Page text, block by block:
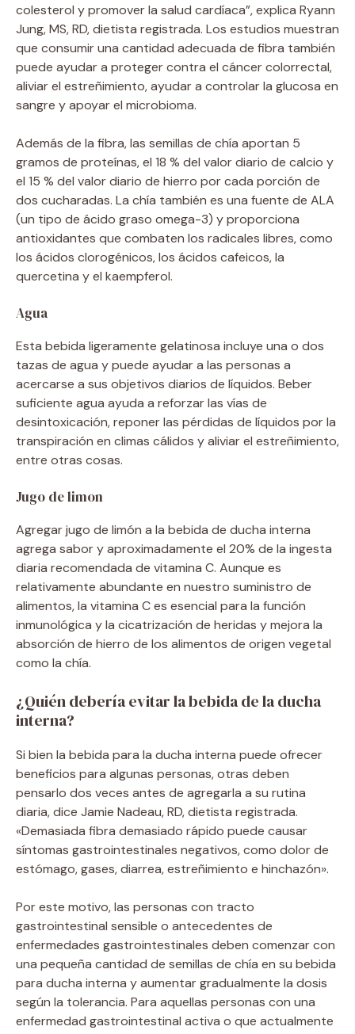
colesterol y promover la salud cardíaca”, explica Ryann
Jung, MS, RD, dietista registrada. Los estudios muestran
que consumir una cantidad adecuada de fibra también
puede ayudar a proteger contra el cáncer colorrectal,
aliviar el estreñimiento, ayudar a controlar la glucosa en
sangre y apoyar el microbioma.
Además de la fibra, las semillas de chía aportan 5
gramos de proteínas, el 18 % del valor diario de calcio y
el 15 % del valor diario de hierro por cada porción de
dos cucharadas. La chía también es una fuente de ALA
(un tipo de ácido graso omega-3) y proporciona
antioxidantes que combaten los radicales libres, como
los ácidos clorogénicos, los ácidos cafeicos, la
quercetina y el kaempferol.
Agua
Esta bebida ligeramente gelatinosa incluye una o dos
tazas de agua y puede ayudar a las personas a
acercarse a sus objetivos diarios de líquidos. Beber
suficiente agua ayuda a reforzar las vías de
desintoxicación, reponer las pérdidas de líquidos por la
transpiración en climas cálidos y aliviar el estreñimiento,
entre otras cosas.
Jugo de limon
Agregar jugo de limón a la bebida de ducha interna
agrega sabor y aproximadamente el 20% de la ingesta
diaria recomendada de vitamina C. Aunque es
relativamente abundante en nuestro suministro de
alimentos, la vitamina C es esencial para la función
inmunológica y la cicatrización de heridas y mejora la
absorción de hierro de los alimentos de origen vegetal
como la chía.
¿Quién debería evitar la bebida de la ducha
interna?
Si bien la bebida para la ducha interna puede ofrecer
beneficios para algunas personas, otras deben
pensarlo dos veces antes de agregarla a su rutina
diaria, dice Jamie Nadeau, RD, dietista registrada.
«Demasiada fibra demasiado rápido puede causar
síntomas gastrointestinales negativos, como dolor de
estómago, gases, diarrea, estreñimiento e hinchazón».
Por este motivo, las personas con tracto
gastrointestinal sensible o antecedentes de
enfermedades gastrointestinales deben comenzar con
una pequeña cantidad de semillas de chía en su bebida
para ducha interna y aumentar gradualmente la dosis
según la tolerancia. Para aquellas personas con una
enfermedad gastrointestinal activa o que actualmente